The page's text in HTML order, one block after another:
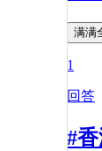
满满
1
回答
#